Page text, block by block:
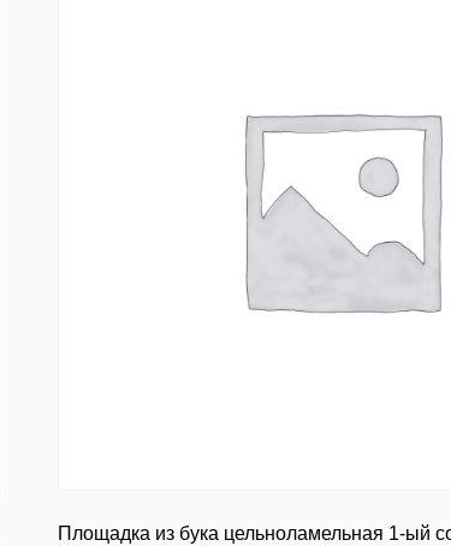
Площадка из бука цельноламельная 1-ый